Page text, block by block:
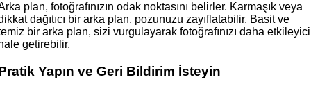
plan, fotoğrafınızın odak noktasını belirler. Karmaşık veya
dağıtıcı bir arka plan, pozunuzu zayıflatabilir. Basit ve
bir arka plan, sizi vurgulayarak fotoğrafınızı daha etkileyici
getirebilir.
Yapın ve Geri Bildirim İsteyin